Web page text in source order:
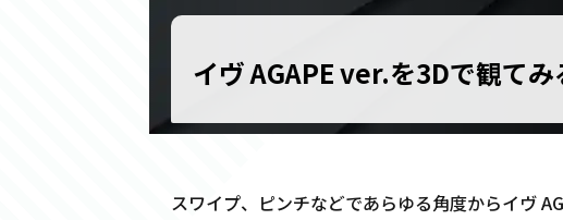
イヴ AGAPE ver.を3Dで観てみ
スワイプ、ピンチなどであらゆる角度からイヴ